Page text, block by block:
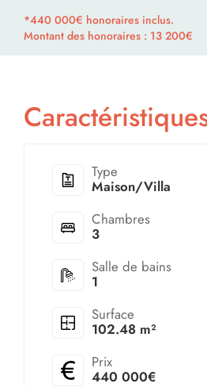
*440 000€ honoraires inclus.
Montant des honoraires : 13 200€
Type
Maison/Villa
Chambres
3
Salle de bains
1
Surface
102.48 m²
Prix
440 000€